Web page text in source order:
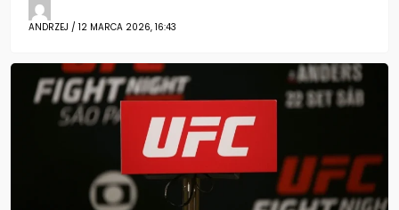
ANDRZEJ / 12 MARCA 2026, 16:43